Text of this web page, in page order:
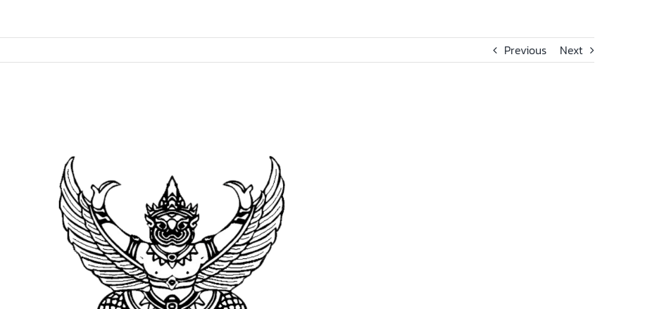
Previous Next